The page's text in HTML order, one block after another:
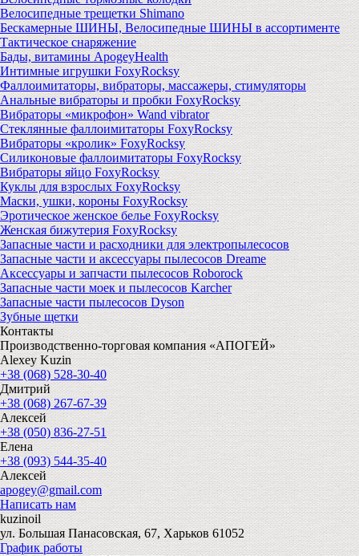
Велосипедные трещетки Shimano
Бескамерные ШИНЫ, Велосипедные ШИНЫ в ассортименте
Тактическое снаряжение
Бады, витамины ApogeyHealth
Интимные игрушки FoxyRocksy
Фаллоимитаторы, вибраторы, массажеры, стимуляторы
Анальные вибраторы и пробки FoxyRocksy
Вибраторы «микрофон» Wand vibrator
Стеклянные фаллоимитаторы FoxyRocksy
Вибраторы «кролик» FoxyRocksy
Силиконовые фаллоимитаторы FoxyRocksy
Вибраторы яйцо FoxyRocksy
Куклы для взрослых FoxyRocksy
Маски, ушки, короны FoxyRocksy
Эротическое женское белье FoxyRocksy
Женская бижутерия FoxyRocksy
Запасные части и расходники для электропылесосов
Запасные части и аксессуары пылесосов Dreame
Аксессуары и запчасти пылесосов Roborock
Запасные части моек и пылесосов Karcher
Запасные части пылесосов Dyson
Зубные щетки
Контакты
Производственно-торговая компания «АПОГЕЙ»
Alexey Kuzin
+38 (068) 528-30-40
Дмитрий
+38 (068) 267-67-39
Алексей
+38 (050) 836-27-51
Елена
+38 (093) 544-35-40
Алексей
apogey@gmail.com
Написать нам
kuzinoil
ул. Большая Панасовская, 67, Харьков 61052
График работы